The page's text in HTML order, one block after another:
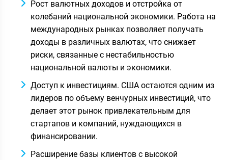
Рост валютных доходов и отстройка от
колебаний национальной экономики. Работа на
международных рынках позволяет получать
доходы в различных валютах, что снижает
риски, связанные с нестабильностью
национальной валюты и экономики.
Доступ к инвестициям. США остаются одним из
лидеров по объему венчурных инвестиций, что
делает этот рынок привлекательным для
стартапов и компаний, нуждающихся в
финансировании.
Расширение базы клиентов с высокой